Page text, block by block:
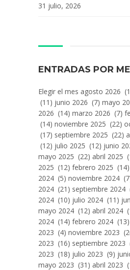
31 julio, 2026
ENTRADAS POR
Entradas
Por
Mes
Elegir el mes agosto 2026
(11) junio 2026 (7) mayo
2026 (14) marzo 2026 (7)
(14) noviembre 2025 (22)
(17) septiembre 2025 (22)
(12) julio 2025 (12) junio
mayo 2025 (22) abril 2025
2025 (12) febrero 2025
2024 (5) noviembre 2024
2024 (21) septiembre 2024
2024 (10) julio 2024 (11)
mayo 2024 (12) abril 2024
2024 (14) febrero 2024
2023 (4) noviembre 2023
2023 (16) septiembre 2023
2023 (18) julio 2023 (9)
mayo 2023 (31) abril 2023